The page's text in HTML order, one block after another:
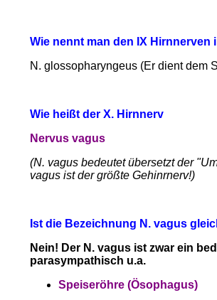
Wie nennt man den IX Hirnnerven
N. glossopharyngeus (Er dient dem
Wie heißt der X. Hirnnerv
Nervus vagus
(N. vagus bedeutet übersetzt der
vagus ist der größte Gehinrnerv!)
Ist die Bezeichnung N. vagus
Nein! Der N. vagus ist zwar ein
parasympathisch u.a.
Speiseröhre (Ösophagus)